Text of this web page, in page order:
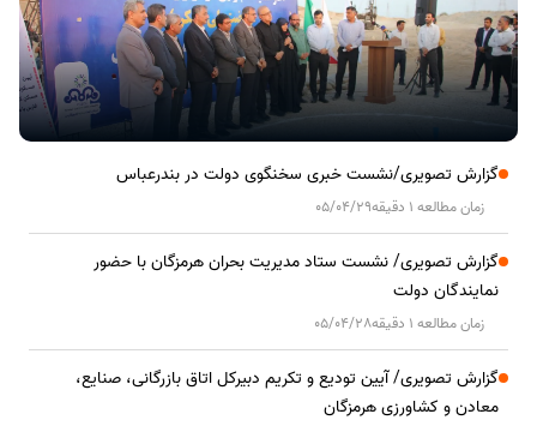
گزارش تصویری/نشست خبری سخنگوی دولت در بندرعباس
زمان مطالعه 1 دقیقه 05/04/29
گزارش تصویری/ نشست ستاد مدیریت بحران هرمزگان با حضور
نمایندگان دولت
زمان مطالعه 1 دقیقه 05/04/28
گزارش تصویری/ آیین تودیع و تکریم دبیرکل اتاق بازرگانی، صنایع،
معادن و کشاورزی هرمزگان